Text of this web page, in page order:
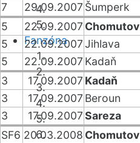
Fanzóna
7
29.09.2007 Šumperk
5
22.09.2007 Chomutov
5
22.09.2007Jihlava
5
22.09.2007 Kadaň
3
17.09.2007 Kadaň
3
17.09.2007 Beroun
3
17.09.2007Sareza
SF6 20.03.2008 Chomutov